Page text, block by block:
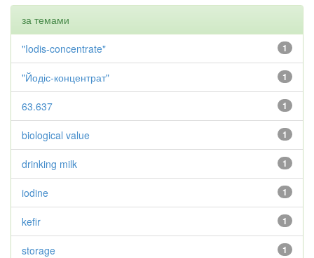
за темами
1
"Iodis-concentrate"
1
"Йодіс-концентрат"
1
63.637
1
biological value
1
drinking milk
1
iodine
1
kefir
1
storage